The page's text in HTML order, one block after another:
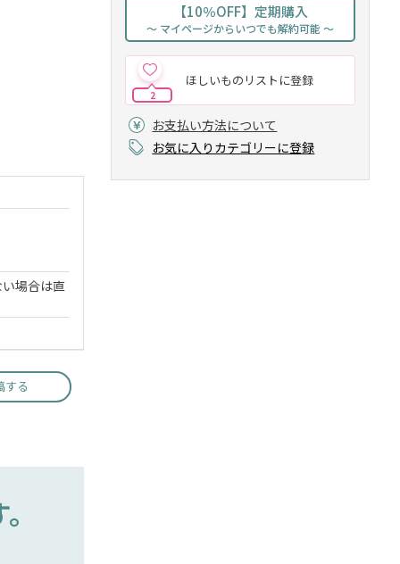
【10％OFF】定期購入
～ マイページからいつでも解約可能 ～
ほしいものリストに登録
2
お支払い方法について
お気に入りカテゴリーに登録
場合は直
する